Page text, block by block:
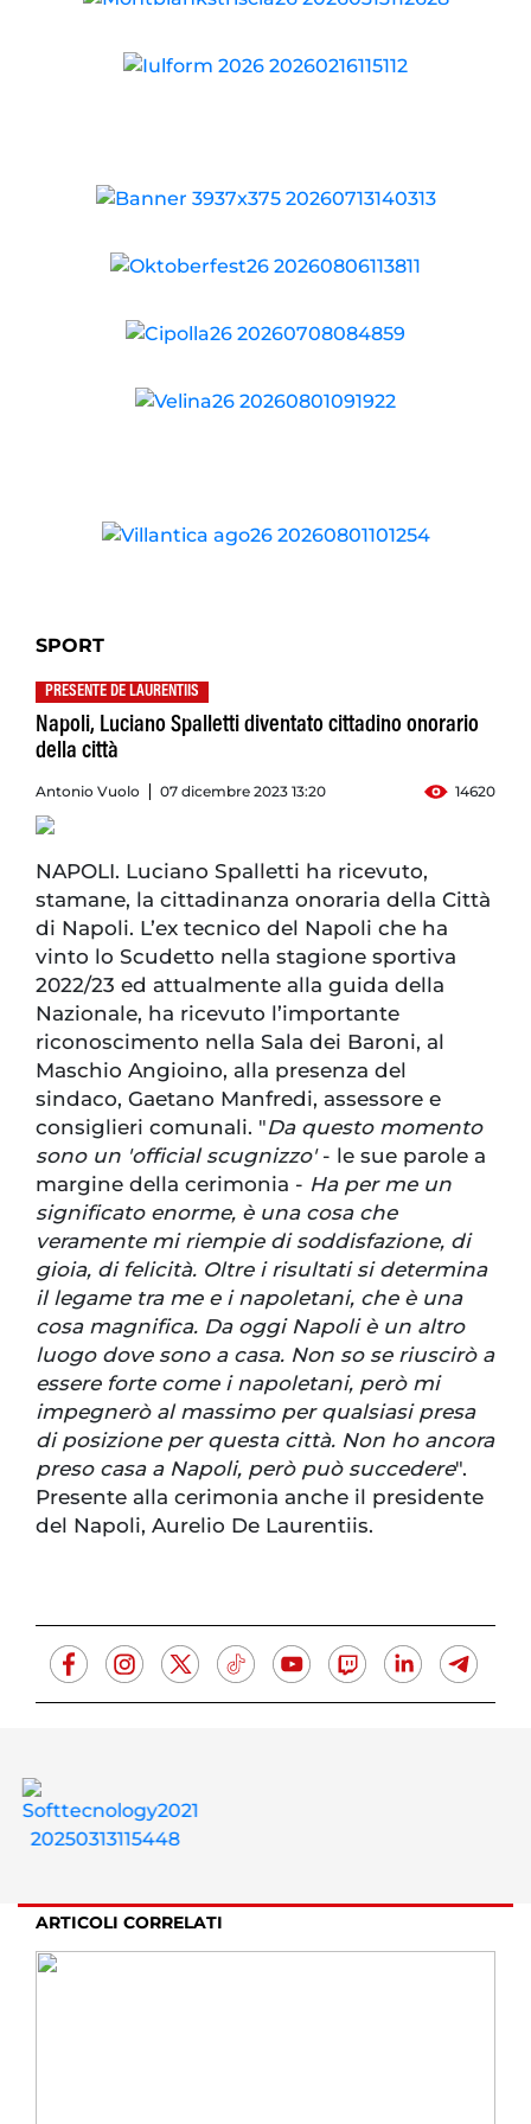
SPORT
PRESENTE DE LAURENTIIS
Napoli, Luciano Spalletti diventato cittadino onorario
della città
Antonio Vuolo 07 dicembre 2023 13:20 14620
NAPOLI. Luciano Spalletti ha ricevuto,
stamane, la cittadinanza onoraria della Città
di Napoli. L’ex tecnico del Napoli che ha
vinto lo Scudetto nella stagione sportiva
2022/23 ed attualmente alla guida della
Nazionale, ha ricevuto l’importante
riconoscimento nella Sala dei Baroni, al
Maschio Angioino, alla presenza del
sindaco, Gaetano Manfredi, assessore e
consiglieri comunali. "Da questo momento
sono un 'official scugnizzo' - le sue parole a
margine della cerimonia - Ha per me un
significato enorme, è una cosa che
veramente mi riempie di soddisfazione, di
gioia, di felicità. Oltre i risultati si determina
il legame tra me e i napoletani, che è una
cosa magnifica. Da oggi Napoli è un altro
luogo dove sono a casa. Non so se riuscirò a
essere forte come i napoletani, però mi
impegnerò al massimo per qualsiasi presa
di posizione per questa città. Non ho ancora
preso casa a Napoli, però può succedere".
Presente alla cerimonia anche il presidente
del Napoli, Aurelio De Laurentiis.
ARTICOLI CORRELATI